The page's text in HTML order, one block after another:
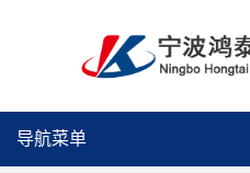
导航菜单